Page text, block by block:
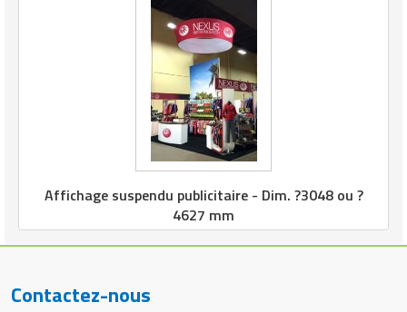
Affichage suspendu publicitaire - Dim. ?3048 ou ?
4627 mm
Contactez-nous